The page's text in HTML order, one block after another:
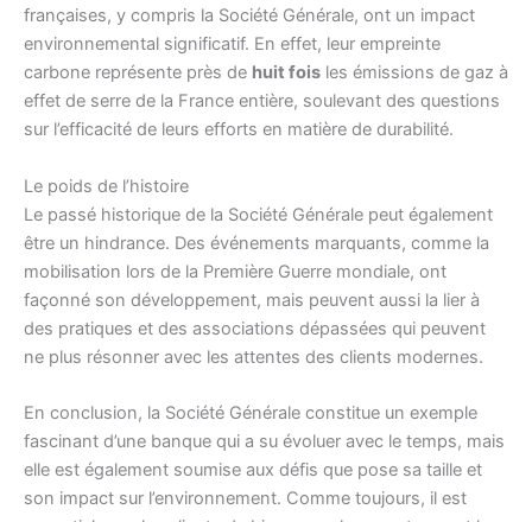
françaises, y compris la Société Générale, ont un impact
environnemental significatif. En effet, leur empreinte
carbone représente près de huit fois les émissions de gaz à
effet de serre de la France entière, soulevant des questions
sur l’efficacité de leurs efforts en matière de durabilité.
Le poids de l’histoire
Le passé historique de la Société Générale peut également
être un hindrance. Des événements marquants, comme la
mobilisation lors de la Première Guerre mondiale, ont
façonné son développement, mais peuvent aussi la lier à
des pratiques et des associations dépassées qui peuvent
ne plus résonner avec les attentes des clients modernes.
En conclusion, la Société Générale constitue un exemple
fascinant d’une banque qui a su évoluer avec le temps, mais
elle est également soumise aux défis que pose sa taille et
son impact sur l’environnement. Comme toujours, il est